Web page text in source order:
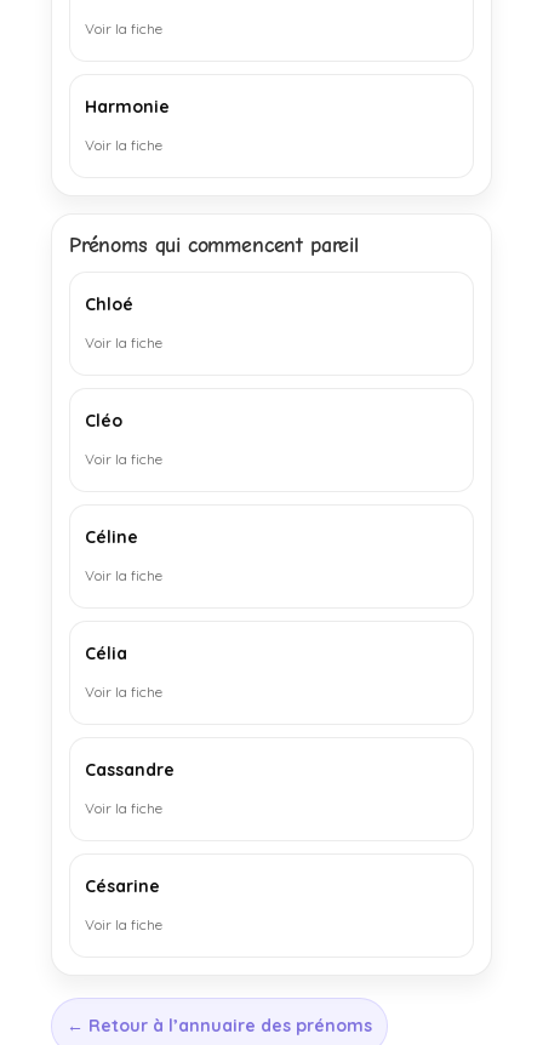
Voir la fiche
Harmonie
Voir la fiche
Prénoms qui commencent pareil
Chloé
Voir la fiche
Cléo
Voir la fiche
Céline
Voir la fiche
Célia
Voir la fiche
Cassandre
Voir la fiche
Césarine
Voir la fiche
← Retour à l’annuaire des prénoms